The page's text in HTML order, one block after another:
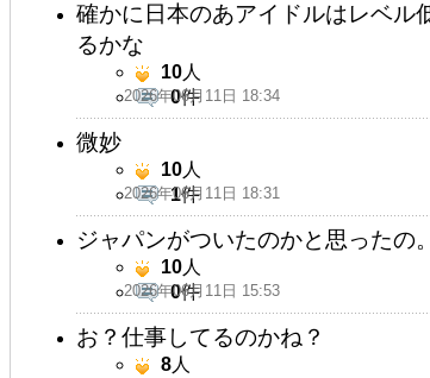
確かに日本のあアイドルはレベル
るかな
2026年06月11日 18:34
10人
0件
微妙
2026年06月11日 18:31
10人
1件
ジャパンがついたのかと思ったの。
2026年06月11日 15:53
10人
0件
お？仕事してるのかね？
8人